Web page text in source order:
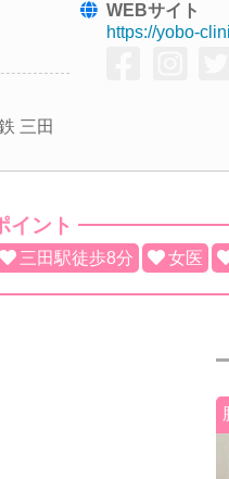
三田
WEBサイト
https://yobo-
イント
三田駅徒歩8分 女医